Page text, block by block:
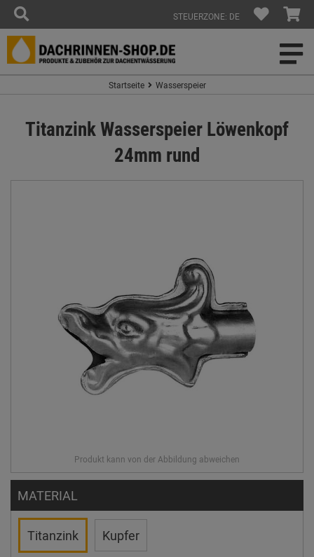
STEUERZONE: DE
Startseite Wasserspeier
Titanzink Wasserspeier Löwenkopf
24mm rund
MATERIAL
Titanzink Kupfer